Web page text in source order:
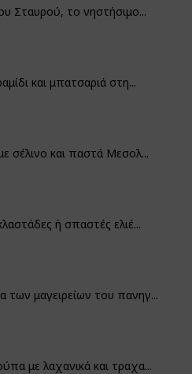
Σταυρού, το νηστήσιμο...
και μπατσαριά στη...
σέλινο και παστά Μεσολ...
ή σπαστές ελιέ...
μαγειρείων του πανηγ...
με λαχανικά και τραχα...